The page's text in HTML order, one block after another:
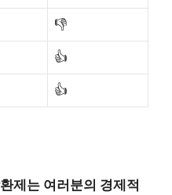
👎
👍
👍
제는 여러분의 경제적